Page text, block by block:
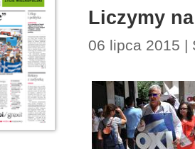
Liczymy
06 lipca 2015 |